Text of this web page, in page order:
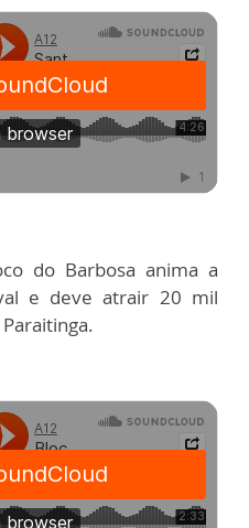
do Barbosa anima a
e deve atrair 20 mil